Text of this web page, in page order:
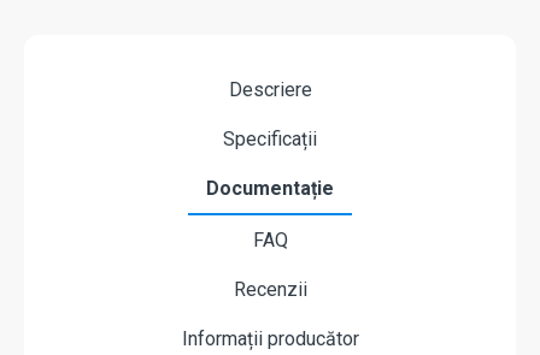
Descriere
Specificații
Documentație
FAQ
Recenzii
Informații producător